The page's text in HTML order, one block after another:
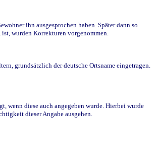
ihn ausgesprochen haben. Später dann so
wurden Korrekturen vorgenommen.
grundsätzlich der deutsche Ortsname eingetragen.
wenn diese auch angegeben wurde. Hierbei wurde
dieser Angabe ausgehen.